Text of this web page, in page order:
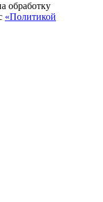
обработку
«Политикой